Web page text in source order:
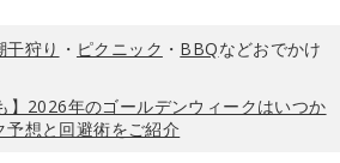
干狩り ・ ピクニック ・ BBQなどおでかけ
】2026年のゴールデンウィークはいつか
予想と回避術をご紹介